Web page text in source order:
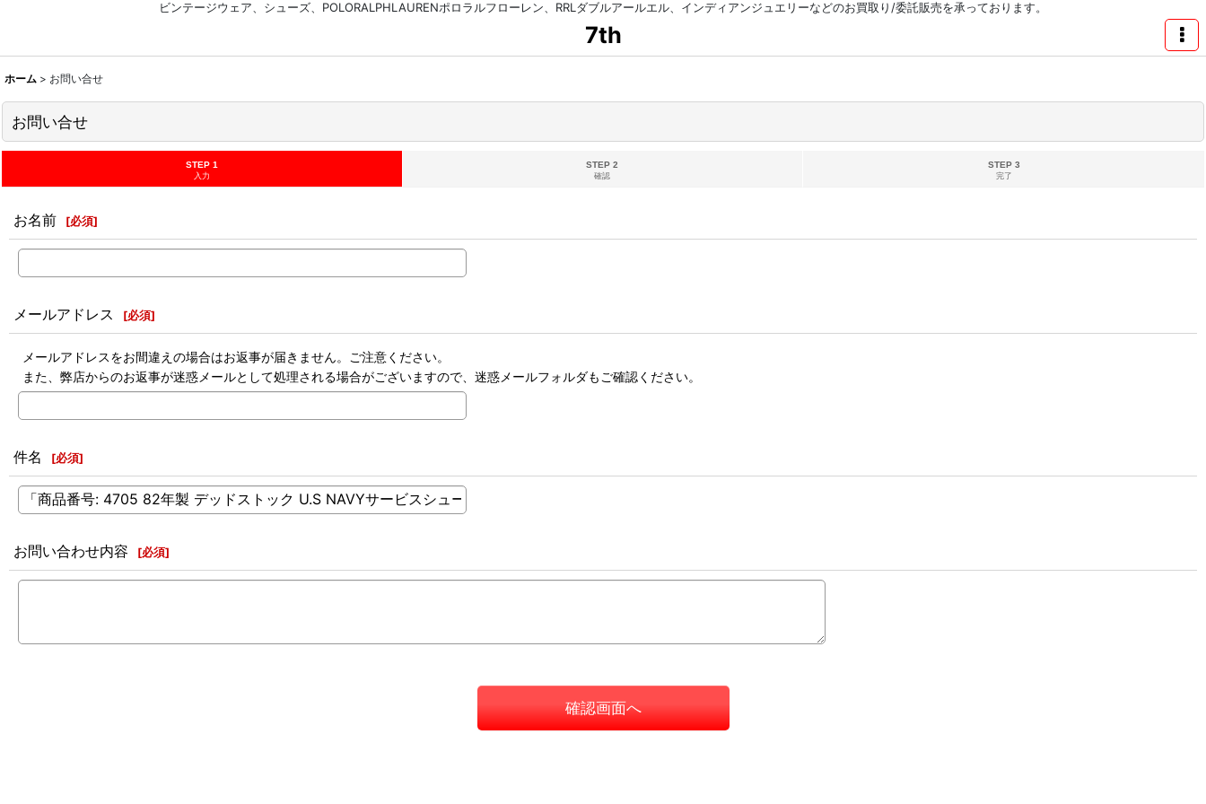
ビンテージウェア、シューズ、POLORALPHLAURENポロラルフローレン、RRLダブルアールエル、インディアンジュエリーなどのお買取り/委託販売を承っております。
7th
ホーム > お問い合せ
お問い合せ
STEP 1
入力
STEP 2
確認
STEP 3
完了
お名前 [必須]
メールアドレス [必須]
メールアドレスをお間違えの場合はお返事が届きません。ご注意ください。
また、弊店からのお返事が迷惑メールとして処理される場合がございますので、迷惑メールフォルダもご確認ください。
件名 [必須]
お問い合わせ内容 [必須]
確認画面へ